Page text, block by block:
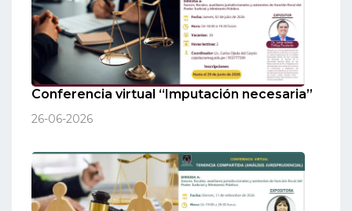
Conferencia virtual “Imputación necesaria”
26-06-2026